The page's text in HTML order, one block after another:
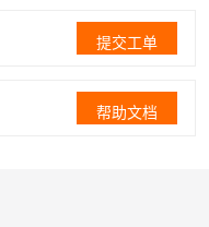
提交工单
帮助文档